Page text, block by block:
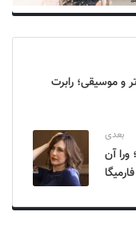
تئاتر و موسیقی؛ رابرت
بعدی
ورا آن
فارمیگا